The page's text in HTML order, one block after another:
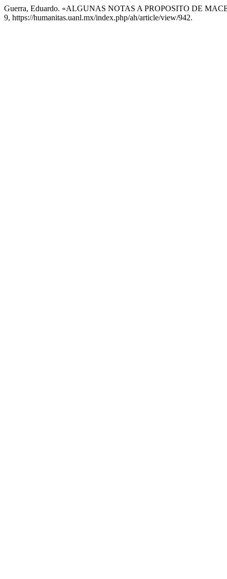
Guerra, Eduardo. «ALGUNAS NOTAS A PROPOSITO DE
9, https://humanitas.uanl.mx/index.php/ah/article/view/942.